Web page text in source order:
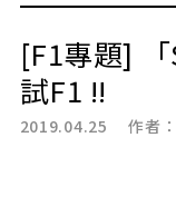
[F1專題]
試F1 !!
2019.04.25 作者：